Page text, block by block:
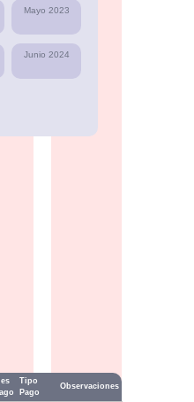
Mayo 2023
Junio 2024
Tipo
Pago
Observaciones